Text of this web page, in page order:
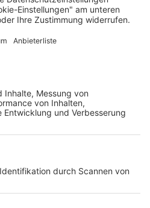
Der Wochenbericht
wurde zum 31. Juli 2026
eingestellt.